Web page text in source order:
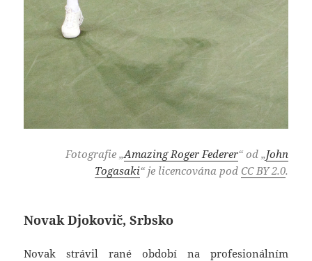
Fotografie „Amazing Roger Federer“ od „John
Togasaki“ je licencována pod CC BY 2.0.
Novak Djokovič, Srbsko
Novak strávil rané období na profesionálním